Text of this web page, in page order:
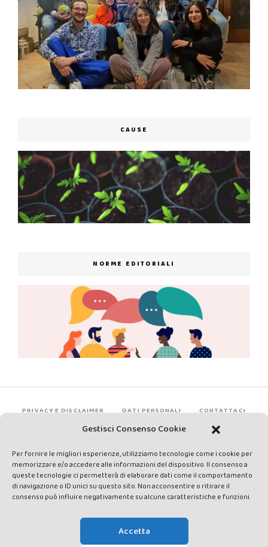
Gestisci Consenso Cookie
Per fornire le migliori esperienze, utilizziamo tecnologie come i cookie per
memorizzare e/o accedere alle informazioni del dispositivo. Il consenso a
queste tecnologie ci permetterà di elaborare dati come il comportamento
di navigazione o ID unici su questo sito. Non acconsentire o ritirare il
consenso può influire negativamente su alcune caratteristiche e funzioni.
Accetta
CAUSE
NORME EDITORIALI
PRIVACY E DISCLAIMER DATI PERSONALI CONTATTACI
rights reserved - Testata registrata presso il Tribunale di Siena con
autorizzazione n°1 del 12/04/2014 - Direttrice Responsabile: Chiara